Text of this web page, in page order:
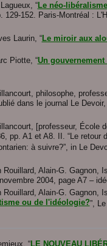
“Le néo-
129-152. Paris-Montréal :
Laurin, “Le miroir aux
Piotte, “Un
philosophe,
dans le journal Le
[professeur, École
pp. A1 et A8. II. “Le retour
à suivre?”, in Le
Rouillard, Alain-G. Gagnon,
2004, page A7 –
Rouillard, Alain-G. Gagnon,
ou de l'idéologie?”,
“LE NOUVEAU